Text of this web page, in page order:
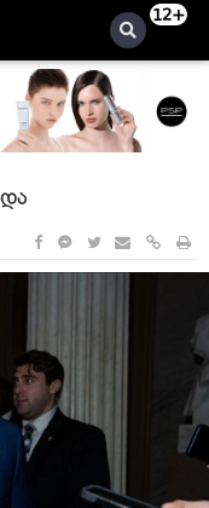
12+